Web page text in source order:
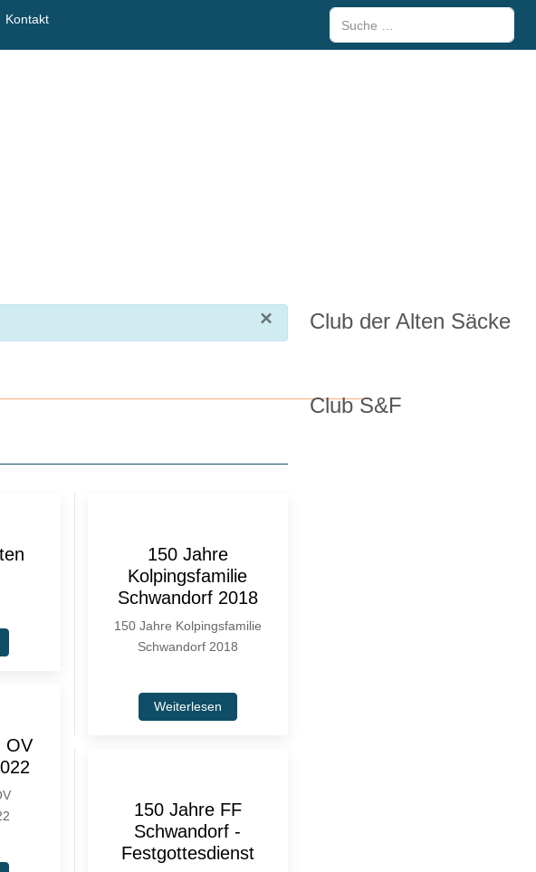
Kontakt Suchen
×
150 Jahre
Kolpingsfamilie
Schwandorf 2018
150 Jahre Kolpingsfamilie
Schwandorf 2018
Weiterlesen
OV
150 Jahre FF
Schwandorf -
Festgottesdienst
Club der Alten Säcke
Club S&F